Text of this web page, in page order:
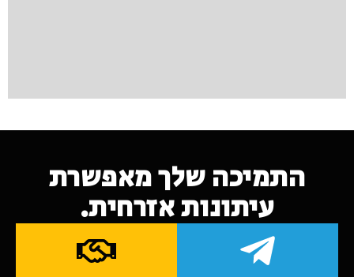
התמיכה שלך מאפשרת
עיתונות אזרחית.